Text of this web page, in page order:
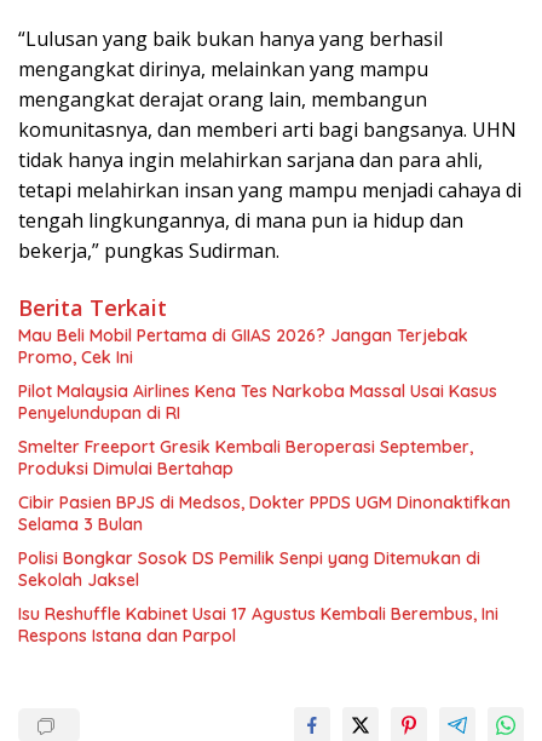
“Lulusan yang baik bukan hanya yang berhasil
mengangkat dirinya, melainkan yang mampu
mengangkat derajat orang lain, membangun
komunitasnya, dan memberi arti bagi bangsanya. UHN
tidak hanya ingin melahirkan sarjana dan para ahli,
tetapi melahirkan insan yang mampu menjadi cahaya di
tengah lingkungannya, di mana pun ia hidup dan
bekerja,” pungkas Sudirman.
Berita Terkait
Mau Beli Mobil Pertama di GIIAS 2026? Jangan Terjebak
Promo, Cek Ini
Pilot Malaysia Airlines Kena Tes Narkoba Massal Usai Kasus
Penyelundupan di RI
Smelter Freeport Gresik Kembali Beroperasi September,
Produksi Dimulai Bertahap
Cibir Pasien BPJS di Medsos, Dokter PPDS UGM Dinonaktifkan
Selama 3 Bulan
Polisi Bongkar Sosok DS Pemilik Senpi yang Ditemukan di
Sekolah Jaksel
Isu Reshuffle Kabinet Usai 17 Agustus Kembali Berembus, Ini
Respons Istana dan Parpol